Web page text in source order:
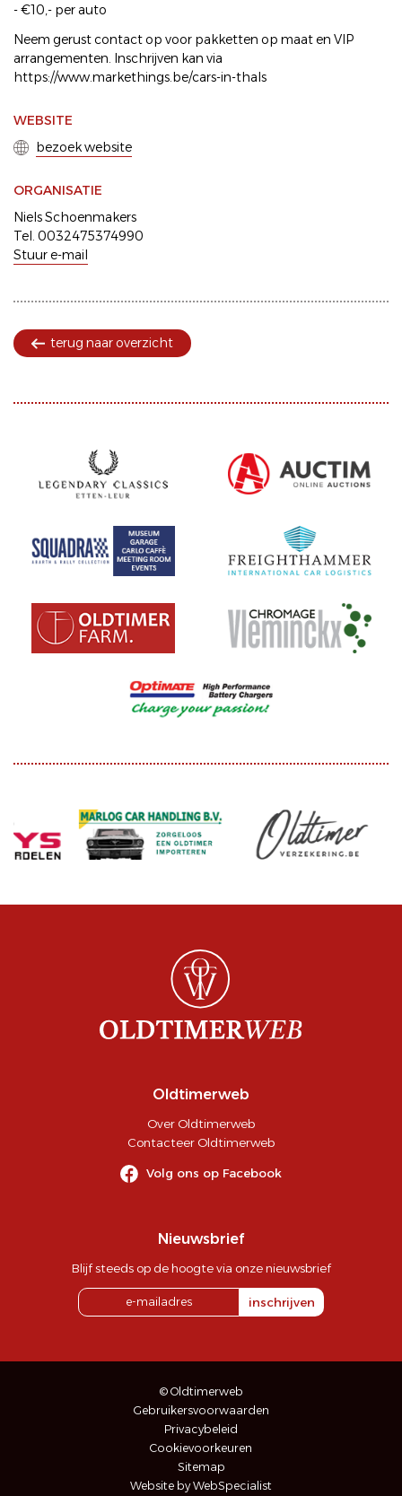
- €10,- per auto
Neem gerust contact op voor pakketten op maat en VIP
arrangementen. Inschrijven kan via
https://www.markethings.be/cars-in-thals
WEBSITE
bezoek website
ORGANISATIE
Niels Schoenmakers
Tel. 0032475374990
Stuur e-mail
terug naar overzicht
Oldtimerweb
Over Oldtimerweb
Contacteer Oldtimerweb
Volg ons op Facebook
Nieuwsbrief
Blijf steeds op de hoogte via onze nieuwsbrief
inschrijven
© Oldtimerweb
Gebruikersvoorwaarden
Privacybeleid
Cookievoorkeuren
Sitemap
Website by WebSpecialist